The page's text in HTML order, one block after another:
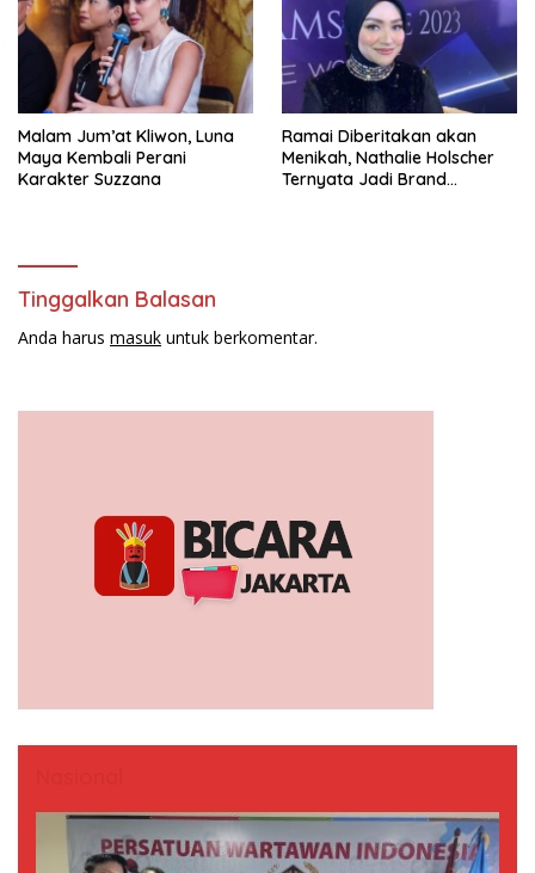
Malam Jum’at Kliwon, Luna
Maya Kembali Perani
Karakter Suzzana
Ramai Diberitakan akan
Menikah, Nathalie Holscher
Ternyata Jadi Brand
Tinggalkan Balasan
Anda harus masuk untuk berkomentar.